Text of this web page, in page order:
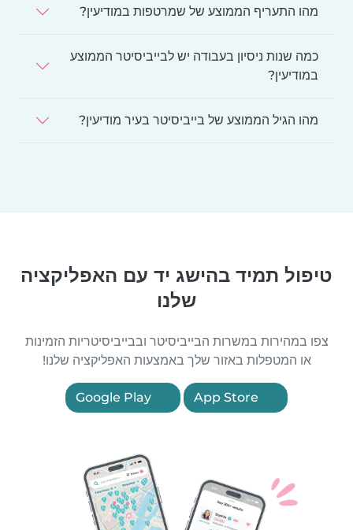
מהו התעריף הממוצע של שמרטפות במודיעין?
כמה שנות ניסיון בעבודה יש לבייביסיטר הממוצע
במודיעין?
מהו הגיל הממוצע של בייביסיטר בעיר מודיעין?
טיפול תמיד בהישג יד עם האפליקציה
שלנו
צפו במהירות במשרות הבייביסיטר ובבייביסיטריות הזמינות
או המטפלות באזור שלך באמצעות האפליקציה שלנו!